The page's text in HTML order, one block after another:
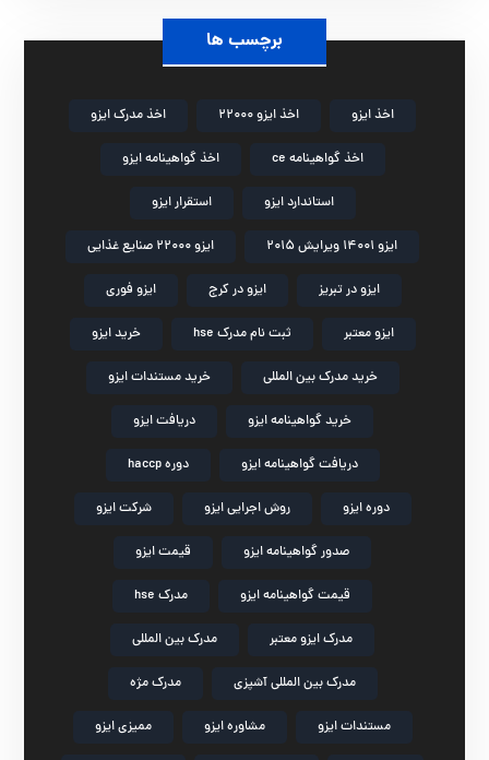
برچسب ها
اخذ ایزو اخذ ایزو 22000 اخذ مدرک ایزو
اخذ گواهینامه ce اخذ گواهینامه ایزو
استاندارد ایزو استقرار ایزو
ایزو 14001 ویرایش 2015 ایزو 22000 صنایع غذایی
ایزو در تبریز ایزو در کرج ایزو فوری
ایزو معتبر ثبت نام مدرک hse خرید ایزو
خرید مدرک بین المللی خرید مستندات ایزو
خرید گواهینامه ایزو دریافت ایزو
دریافت گواهینامه ایزو دوره haccp
دوره ایزو روش اجرایی ایزو شرکت ایزو
صدور گواهینامه ایزو قیمت ایزو
قیمت گواهینامه ایزو مدرک hse
مدرک ایزو معتبر مدرک بین المللی
مدرک بین المللی آشپزی مدرک مژه
مستندات ایزو مشاوره ایزو ممیزی ایزو